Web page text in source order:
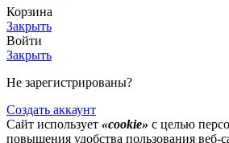
Корзина
Закрыть
Войти
Закрыть
Не зарегистрированы?
Создать аккаунт
Сайт использует «cookie» с целью
повышения удобства пользования веб-